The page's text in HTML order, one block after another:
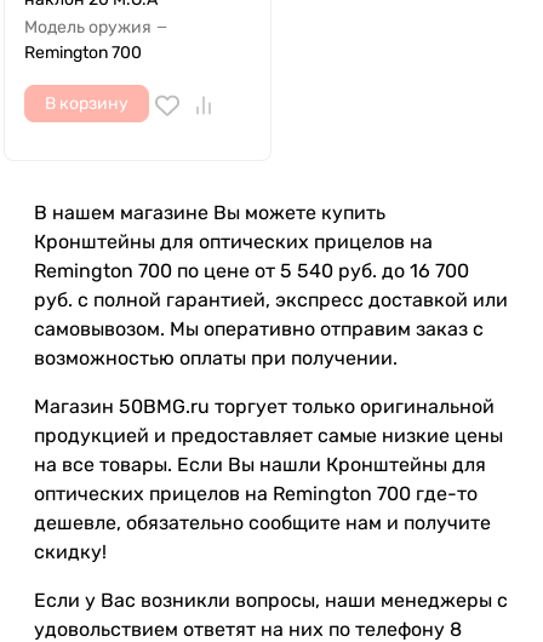
Модель оружия —
Remington 700
В корзину
В нашем магазине Вы можете купить
Кронштейны для оптических прицелов на
Remington 700 по цене от 5 540 руб. до 16 700
руб. с полной гарантией, экспресс доставкой или
самовывозом. Мы оперативно отправим заказ с
возможностью оплаты при получении.
Магазин 50BMG.ru торгует только оригинальной
продукцией и предоставляет самые низкие цены
на все товары. Если Вы нашли Кронштейны для
оптических прицелов на Remington 700 где-то
дешевле, обязательно сообщите нам и получите
скидку!
Если у Вас возникли вопросы, наши менеджеры с
удовольствием ответят на них по телефону 8